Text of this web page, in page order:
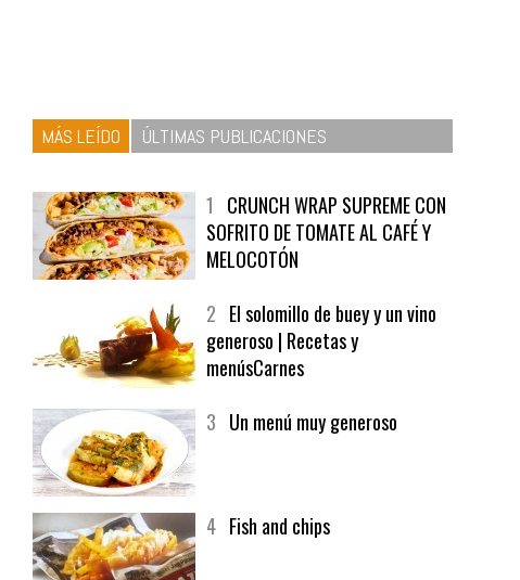
MÁS LEÍDO ÚLTIMAS PUBLICACIONES
SOFRITO DE TOMATE AL CAFÉ Y
MELOCOTÓN
generoso | Recetas y